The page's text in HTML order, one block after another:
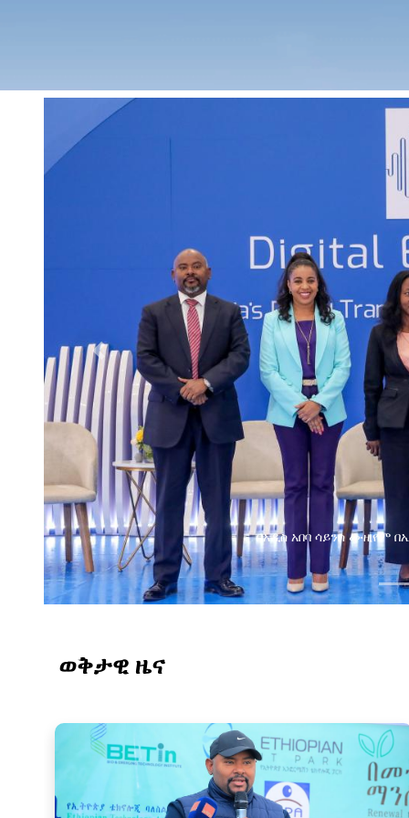
Previous
በአዲስ አበባ ሳይንስ ሙዚየም በኢትዮጵያ ዲጂታል ትራንስፎርሜሽን ጉዞ
ወቅታዊ ዜና